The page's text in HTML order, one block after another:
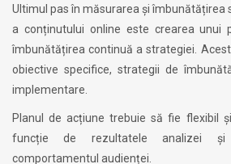
Ultimul pas în măsurarea și îmbunătățirea
a conținutului online este crearea unui
îmbunătățirea continuă a strategiei.
obiective specifice, strategii de
implementare.
Planul de acțiune trebuie să fie flexibil
funcție de rezultatele analizei
comportamentul audienței.